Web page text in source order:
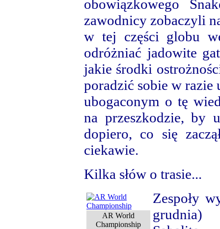
obowiązkowego
zawodnicy zobaczyli
w tej części globu
odróżniać jadowite
jakie środki
poradzić sobie w razie
ubogaconym o tę
na przeszkodzie, by
dopiero, co się
ciekawie.
Kilka słów o trasie...
AR World
Championship
Zespoły
grudnia)